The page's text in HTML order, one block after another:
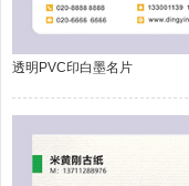
透明PVC印白墨名片